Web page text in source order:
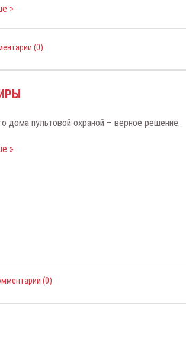
»
(0)
дома пультовой охраной – верное решение.
»
(0)